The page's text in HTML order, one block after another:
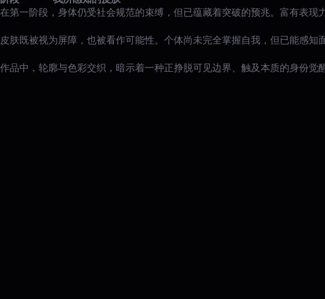
在第一阶段，身体仍受社会规范的束缚，但已蕴藏着突破的预兆。富有表现
皮肤既被视为屏障，也被看作可能性。个体尚未完全掌握自我，但已能感
作品中，轮廓与色彩交织，暗示着一种正挣脱可见边界、触及本质的身份觉醒